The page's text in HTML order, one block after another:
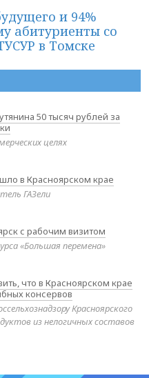
и 94%
абитуриенты со
в Томске
50 тысяч рублей за
целях
в Красноярском крае
ГАЗели
с рабочим визитом
«Большая перемена»
что в Красноярском крае
консервов
Красноярского
из нелогичных составов